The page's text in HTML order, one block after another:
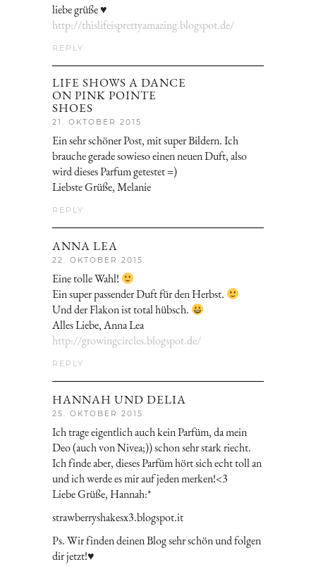
liebe grüße ♥
http://thislifeisprettyamazing.blogspot.de/
REPLY
LIFE SHOWS A DANCE
ON PINK POINTE
SHOES
21. OKTOBER 2015
Ein sehr schöner Post, mit super Bildern. Ich
brauche gerade sowieso einen neuen Duft, also
wird dieses Parfum getestet =)
Liebste Grüße, Melanie
REPLY
ANNA LEA
22. OKTOBER 2015
Eine tolle Wahl!
Ein super passender Duft für den Herbst.
Und der Flakon ist total hübsch.
Alles Liebe, Anna Lea
http://growingcircles.blogspot.de/
REPLY
HANNAH UND DELIA
25. OKTOBER 2015
Ich trage eigentlich auch kein Parfüm, da mein
Deo (auch von Nivea;)) schon sehr stark riecht.
Ich finde aber, dieses Parfüm hört sich echt toll an
und ich werde es mir auf jeden merken!<3
Liebe Grüße, Hannah:*
strawberryshakesx3.blogspot.it
Ps. Wir finden deinen Blog sehr schön und folgen
dir jetzt!♥